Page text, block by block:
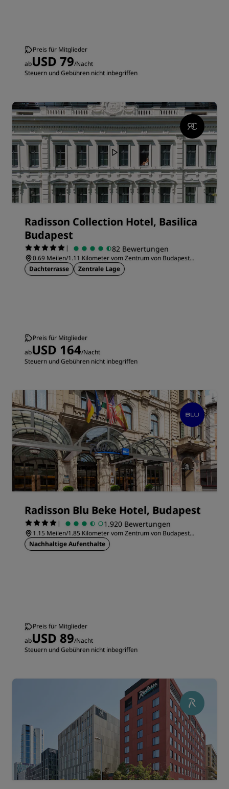
Preis für Mitglieder
abUSD 79/Nacht
Steuern und Gebühren nicht inbegriffen
Radisson Collection Hotel, Basilica
Budapest
| 82 Bewertungen
0.69 Meilen/1.11 Kilometer vom Zentrum von Budapest
entfernt
Dachterrasse Zentrale Lage
Preis für Mitglieder
abUSD 164/Nacht
Steuern und Gebühren nicht inbegriffen
Radisson Blu Beke Hotel, Budapest
| 1.920 Bewertungen
1.15 Meilen/1.85 Kilometer vom Zentrum von Budapest
entfernt
Nachhaltige Aufenthalte
Preis für Mitglieder
abUSD 89/Nacht
Steuern und Gebühren nicht inbegriffen